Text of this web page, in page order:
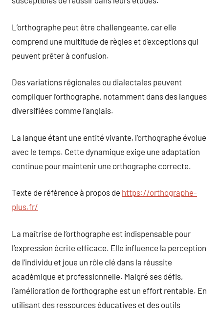
L’orthographe peut être challengeante, car elle
comprend une multitude de règles et d’exceptions qui
peuvent prêter à confusion.
Des variations régionales ou dialectales peuvent
compliquer l’orthographe, notamment dans des langues
diversifiées comme l’anglais.
La langue étant une entité vivante, l’orthographe évolue
avec le temps. Cette dynamique exige une adaptation
continue pour maintenir une orthographe correcte.
Texte de référence à propos de https://orthographe-
plus.fr/
La maîtrise de l’orthographe est indispensable pour
l’expression écrite efficace. Elle influence la perception
de l’individu et joue un rôle clé dans la réussite
académique et professionnelle. Malgré ses défis,
l’amélioration de l’orthographe est un effort rentable. En
utilisant des ressources éducatives et des outils